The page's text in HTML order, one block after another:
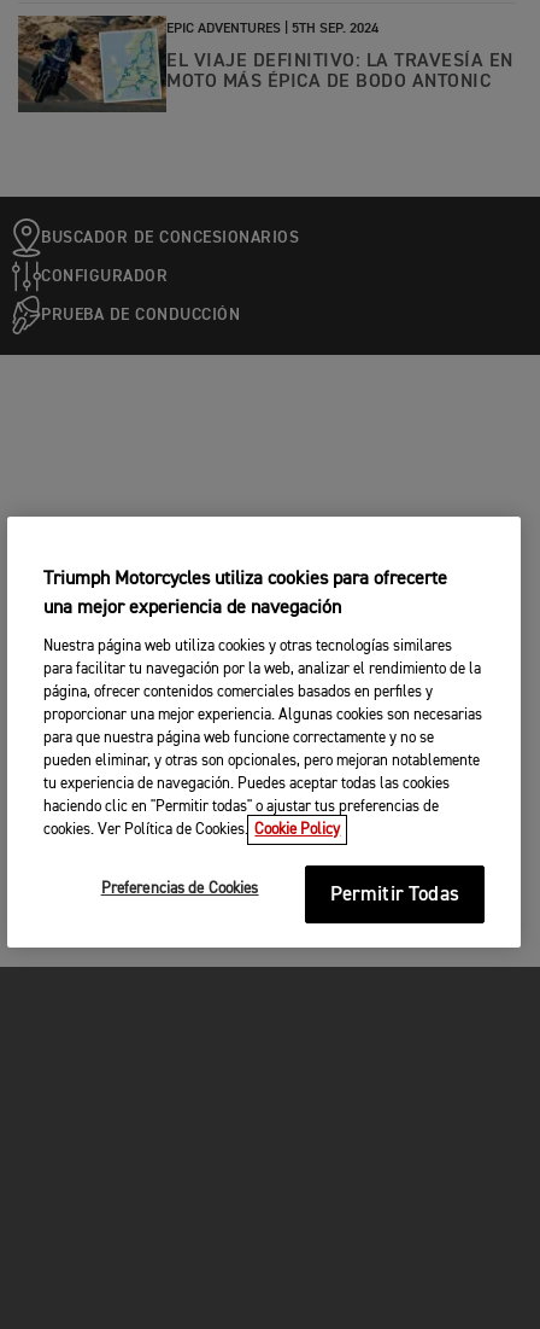
EPIC ADVENTURES | 5TH SEP. 2024
EL VIAJE DEFINITIVO: LA TRAVESÍA EN
MOTO MÁS ÉPICA DE BODO ANTONIC
BUSCADOR DE CONCESIONARIOS
CONFIGURADOR
PRUEBA DE CONDUCCIÓN
Triumph Motorcycles utiliza cookies para ofrecerte
una mejor experiencia de navegación
Nuestra página web utiliza cookies y otras tecnologías similares
para facilitar tu navegación por la web, analizar el rendimiento de la
página, ofrecer contenidos comerciales basados en perfiles y
proporcionar una mejor experiencia. Algunas cookies son necesarias
para que nuestra página web funcione correctamente y no se
pueden eliminar, y otras son opcionales, pero mejoran notablemente
tu experiencia de navegación. Puedes aceptar todas las cookies
haciendo clic en "Permitir todas" o ajustar tus preferencias de
cookies. Ver Política de Cookies. Cookie Policy
Preferencias de Cookies Permitir Todas